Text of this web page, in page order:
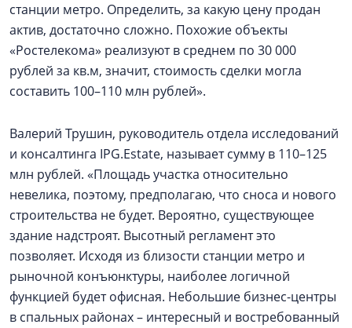
станции метро. Определить, за какую цену продан
актив, достаточно сложно. Похожие объекты
«Ростелекома» реализуют в среднем по 30 000
рублей за кв.м, значит, стоимость сделки могла
составить 100–110 млн рублей».
Валерий Трушин, руководитель отдела исследований
и консалтинга IPG.Estate, называет сумму в 110–125
млн рублей. «Площадь участка относительно
невелика, поэтому, предполагаю, что сноса и нового
строительства не будет. Вероятно, существующее
здание надстроят. Высотный регламент это
позволяет. Исходя из близости станции метро и
рыночной конъюнктуры, наиболее логичной
функцией будет офисная. Небольшие бизнес-центры
в спальных районах – интересный и востребованный